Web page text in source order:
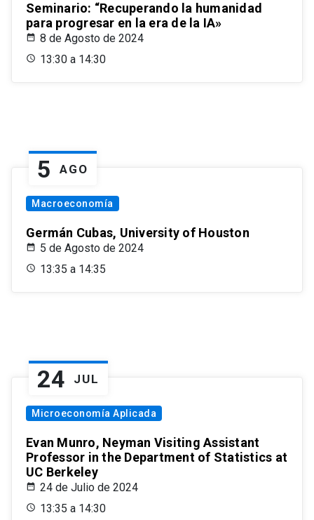
Seminario: “Recuperando la humanidad
para progresar en la era de la IA»
8 de Agosto de 2024
13:30 a 14:30
5 AGO
Macroeconomía
Germán Cubas, University of Houston
5 de Agosto de 2024
13:35 a 14:35
24 JUL
Microeconomía Aplicada
Evan Munro, Neyman Visiting Assistant
Professor in the Department of Statistics at
UC Berkeley
24 de Julio de 2024
13:35 a 14:30